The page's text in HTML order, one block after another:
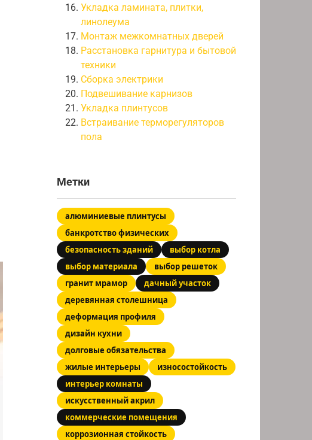
Укладка ламината, плитки,
линолеума
Монтаж межкомнатных дверей
Расстановка гарнитура и бытовой
техники
Сборка электрики
Подвешивание карнизов
Укладка плинтусов
Встраивание терморегуляторов
пола
Метки
алюминиевые плинтусы
банкротство физических
безопасность зданий
выбор котла
выбор материала
выбор решеток
гранит мрамор
дачный участок
деревянная столешница
деформация профиля
дизайн кухни
долговые обязательства
жилые интерьеры
износостойкость
интерьер комнаты
искусственный акрил
коммерческие помещения
коррозионная стойкость